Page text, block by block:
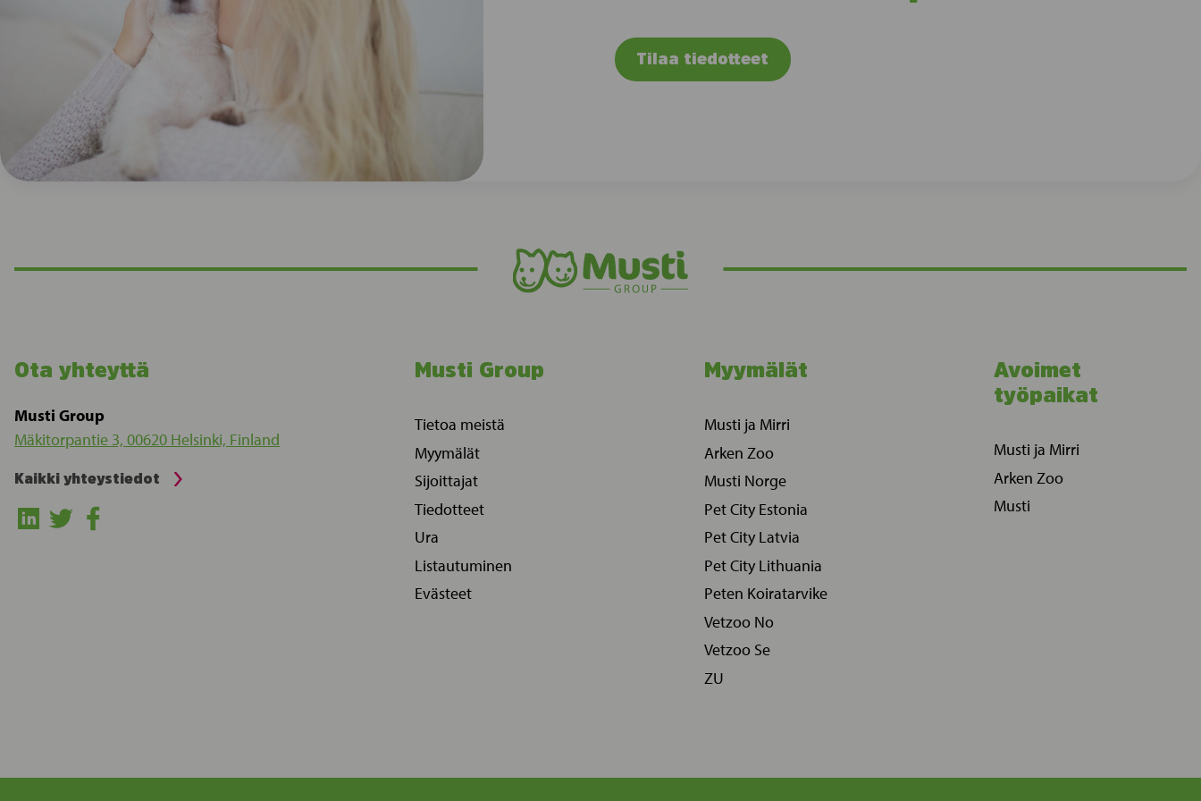
Tilaa tiedotteet
Ota yhteyttä
Musti Group
Mäkitorpantie 3, 00620 Helsinki, Finland
Kaikki yhteystiedot
Musti Group
Tietoa meistä
Myymälät
Sijoittajat
Tiedotteet
Ura
Listautuminen
Evästeet
Myymälät
Musti ja Mirri
Arken Zoo
Musti Norge
Pet City Estonia
Pet City Latvia
Pet City Lithuania
Peten Koiratarvike
Vetzoo No
Vetzoo Se
ZU
Avoimet
työpaikat
Musti ja Mirri
Arken Zoo
Musti